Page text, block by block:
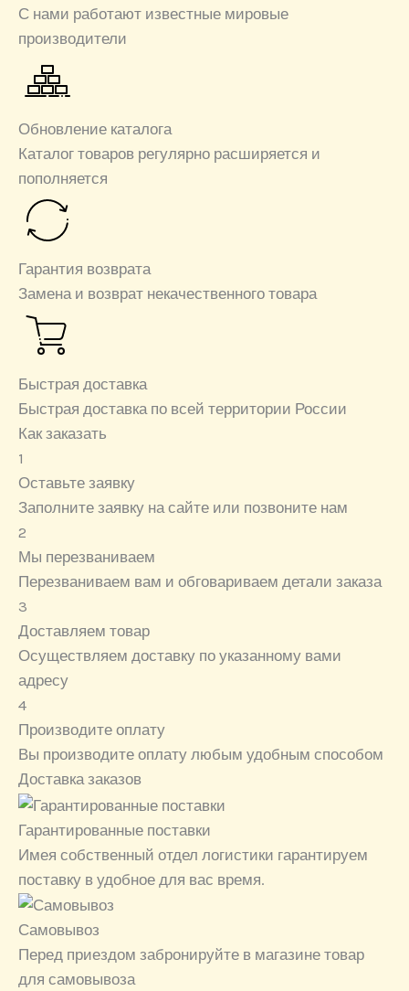
С нами работают известные мировые
производители
Обновление каталога
Каталог товаров регулярно расширяется и
пополняется
Гарантия возврата
Замена и возврат некачественного товара
Быстрая доставка
Быстрая доставка по всей территории России
Как заказать
1
Оставьте заявку
Заполните заявку на сайте или позвоните нам
2
Мы перезваниваем
Перезваниваем вам и обговариваем детали заказа
3
Доставляем товар
Осуществляем доставку по указанному вами
адресу
4
Производите оплату
Вы производите оплату любым удобным способом
Доставка заказов
Гарантированные поставки
Имея собственный отдел логистики гарантируем
поставку в удобное для вас время.
Самовывоз
Перед приездом забронируйте в магазине товар
для самовывоза